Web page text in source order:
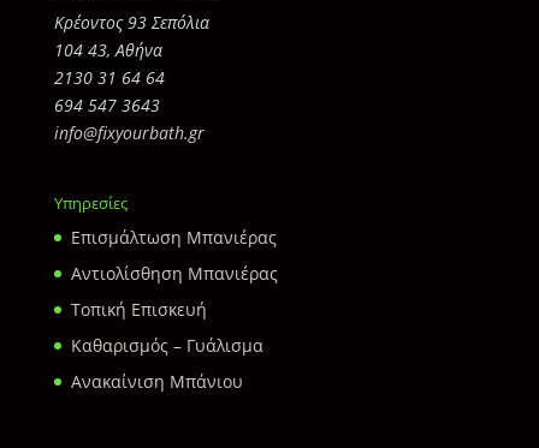
Κρέοντος 93 Σεπόλια
104 43, Αθήνα
2130 31 64 64
694 547 3643
info@fixyourbath.gr
Υπηρεσίες
Επισμάλτωση Μπανιέρας
Αντιολίσθηση Μπανιέρας
Τοπική Επισκευή
Καθαρισμός – Γυάλισμα
Ανακαίνιση Μπάνιου